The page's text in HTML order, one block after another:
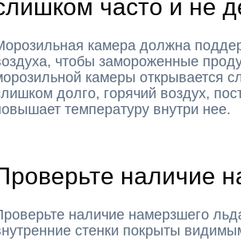
часто и не
камера должна
чтобы замороженные
камеры открывается
долго, горячий воздух,
температуру внутри нее.
наличие
наличие намерзшего
стенки покрыты